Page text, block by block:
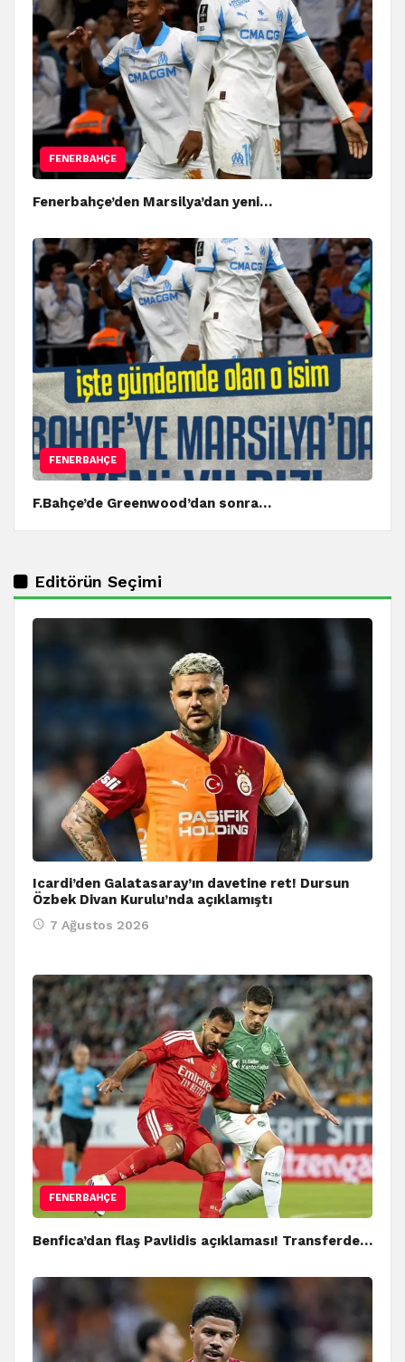
FENERBAHÇE
Fenerbahçe’den Marsilya’dan yeni…
FENERBAHÇE
F.Bahçe’de Greenwood’dan sonra…
Editörün Seçimi
Icardi’den Galatasaray’ın davetine ret! Dursun
Özbek Divan Kurulu’nda açıklamıştı
7 Ağustos 2026
FENERBAHÇE
Benfica’dan flaş Pavlidis açıklaması! Transferde…